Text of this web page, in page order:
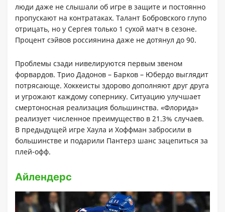
люди даже не слышали об игре в защите и постоянно
пропускают на контратаках. Талант Бобровского глупо
отрицать, но у Сергея только 1 сухой матч в сезоне.
Процент сэйвов россиянина даже не дотянул до 90.
Проблемы сзади нивелируются первым звеном
форвардов. Трио Дадонов – Барков – Юбердо выглядит
потрясающе. Хоккеисты здорово дополняют друг друга
и угрожают каждому сопернику. Ситуацию улучшает
смертоносная реализация большинства. «Флорида»
реализует численное преимущество в 21.3% случаев.
В предыдущей игре Хаула и Хоффман забросили в
большинстве и подарили Пантерз шанс зацепиться за
плей-офф.
Айлендерс